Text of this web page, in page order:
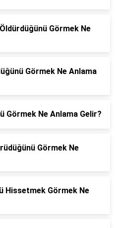
Görmek Ne
Görmek Ne Anlama
Görmek Ne Anlama Gelir?
Görmek Ne
Hissetmek Görmek Ne